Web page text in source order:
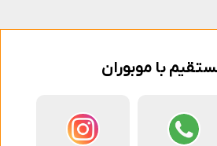
با موبوران